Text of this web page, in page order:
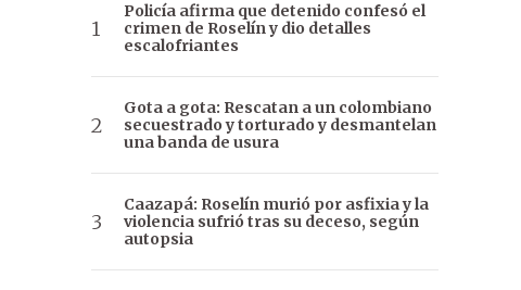
Policía afirma que detenido confesó el
crimen de Roselín y dio detalles
escalofriantes
Gota a gota: Rescatan a un colombiano
secuestrado y torturado y desmantelan
una banda de usura
Caazapá: Roselín murió por asfixia y la
violencia sufrió tras su deceso, según
autopsia